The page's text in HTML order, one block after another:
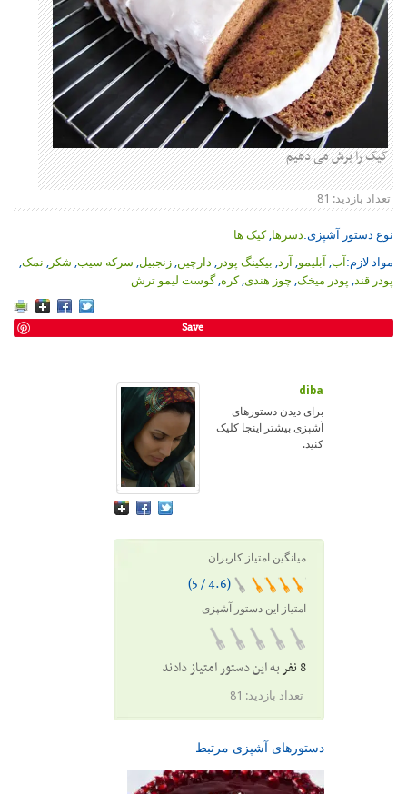
کیک را برش می دهیم
تعداد بازدید: 81
نوع دستور آشپزی:دسرها,کیک ها
مواد لازم: آب, آبلیمو, آرد, بیکینگ پودر, دارچین,زنجبیل, سرکه سیب, شکر, نمک,
پودر قند, پودر میخک, چوز هندی,کره,گوست لیمو ترش
Save
diba
برای دیدن دستورهای
آشپزی بیشتر اینجا کلیک
کنید.
میانگین امتیاز کاربران
(4.6 / 5)
امتیاز این دستور آشپزی
8 نفر به این دستور امتیاز دادند
تعداد بازدید: 81
دستورهای آشپزی مرتبط